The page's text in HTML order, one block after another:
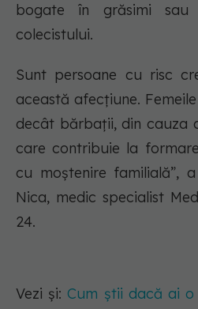
bogate în grăsimi
colecistului.
Sunt persoane cu risc
această afecțiune.
decât bărbații, din cauza
care contribuie la
cu moștenire familială”,
Nica, medic specialist
24.
Vezi și:Cum știi dacă ai